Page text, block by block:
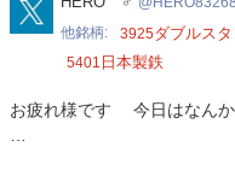
他銘柄
3925ダブルス
5401 日本製鉄
お疲れ様です 今日はなん